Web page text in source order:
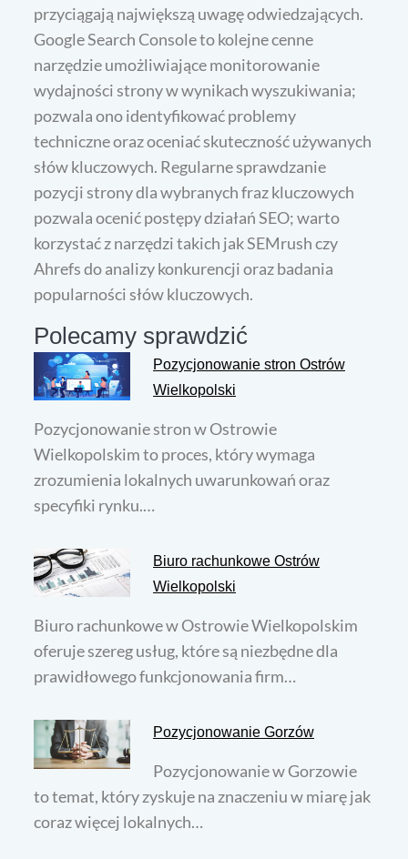
przyciągają największą uwagę odwiedzających.
Google Search Console to kolejne cenne
narzędzie umożliwiające monitorowanie
wydajności strony w wynikach wyszukiwania;
pozwala ono identyfikować problemy
techniczne oraz oceniać skuteczność używanych
słów kluczowych. Regularne sprawdzanie
pozycji strony dla wybranych fraz kluczowych
pozwala ocenić postępy działań SEO; warto
korzystać z narzędzi takich jak SEMrush czy
Ahrefs do analizy konkurencji oraz badania
popularności słów kluczowych.
Polecamy sprawdzić
Pozycjonowanie stron Ostrów
Wielkopolski
Pozycjonowanie stron w Ostrowie
Wielkopolskim to proces, który wymaga
zrozumienia lokalnych uwarunkowań oraz
specyfiki rynku.…
Biuro rachunkowe Ostrów
Wielkopolski
Biuro rachunkowe w Ostrowie Wielkopolskim
oferuje szereg usług, które są niezbędne dla
prawidłowego funkcjonowania firm…
Pozycjonowanie Gorzów
Pozycjonowanie w Gorzowie
to temat, który zyskuje na znaczeniu w miarę jak
coraz więcej lokalnych…